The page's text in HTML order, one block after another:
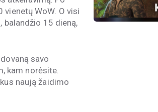
WoW. O visi
balandžio 15 dieną,
savo
kam norėsite.
naują žaidimo